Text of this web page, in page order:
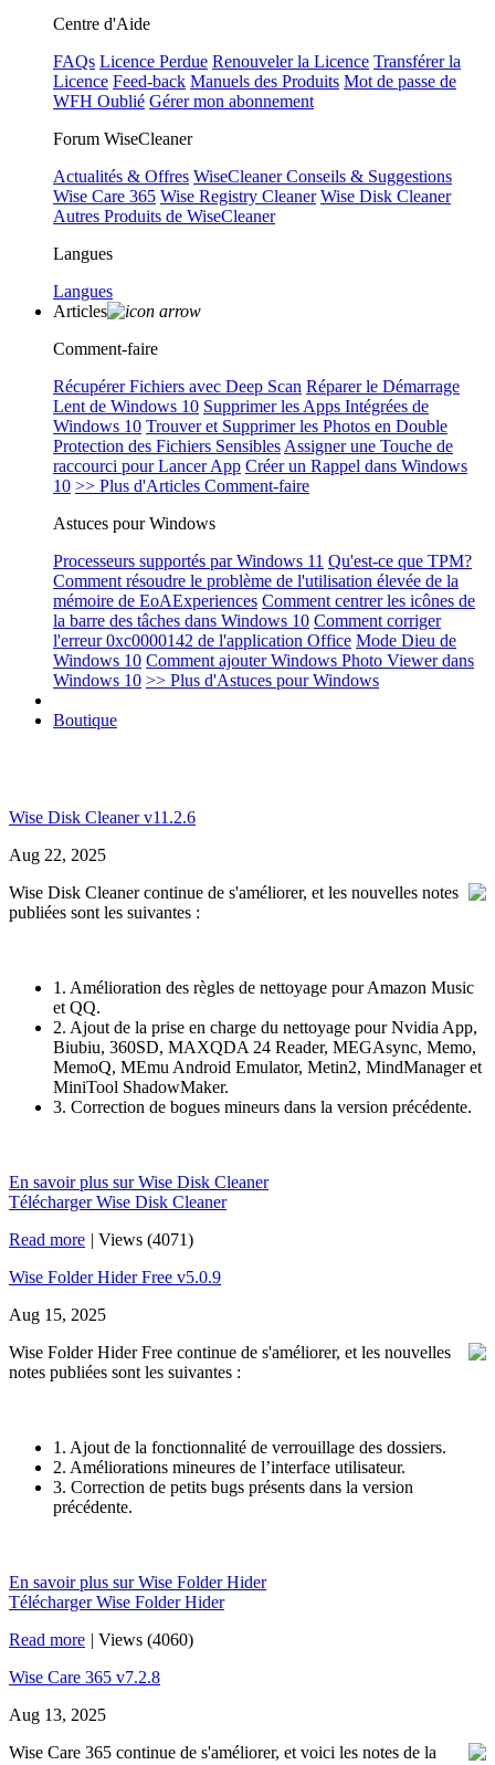
Centre d'Aide
FAQs Licence Perdue Renouveler la Licence Transférer la
Licence Feed-back Manuels des Produits Mot de passe de
WFH Oublié Gérer mon abonnement
Forum WiseCleaner
Actualités & Offres WiseCleaner Conseils & Suggestions
Wise Care 365 Wise Registry Cleaner Wise Disk Cleaner
Autres Produits de WiseCleaner
Langues
Langues
Articles
Comment-faire
Récupérer Fichiers avec Deep Scan Réparer le Démarrage
Lent de Windows 10 Supprimer les Apps Intégrées de
Windows 10 Trouver et Supprimer les Photos en Double
Protection des Fichiers Sensibles Assigner une Touche de
raccourci pour Lancer App Créer un Rappel dans Windows
10 >> Plus d'Articles Comment-faire
Astuces pour Windows
Processeurs supportés par Windows 11 Qu'est-ce que TPM?
Comment résoudre le problème de l'utilisation élevée de la
mémoire de EoAExperiences Comment centrer les icônes de
la barre des tâches dans Windows 10 Comment corriger
l'erreur 0xc0000142 de l'application Office Mode Dieu de
Windows 10 Comment ajouter Windows Photo Viewer dans
Windows 10 >> Plus d'Astuces pour Windows
Boutique
Wise Disk Cleaner v11.2.6
Aug 22, 2025
Wise Disk Cleaner continue de s'améliorer, et les nouvelles notes
publiées sont les suivantes :
1. Amélioration des règles de nettoyage pour Amazon Music
et QQ.
2. Ajout de la prise en charge du nettoyage pour Nvidia App,
Biubiu, 360SD, MAXQDA 24 Reader, MEGAsync, Memo,
MemoQ, MEmu Android Emulator, Metin2, MindManager et
MiniTool ShadowMaker.
3. Correction de bogues mineurs dans la version précédente.
En savoir plus sur Wise Disk Cleaner
Télécharger Wise Disk Cleaner
Read more | Views (4071)
Wise Folder Hider Free v5.0.9
Aug 15, 2025
Wise Folder Hider Free continue de s'améliorer, et les nouvelles
notes publiées sont les suivantes :
1. Ajout de la fonctionnalité de verrouillage des dossiers.
2. Améliorations mineures de l’interface utilisateur.
3. Correction de petits bugs présents dans la version
précédente.
En savoir plus sur Wise Folder Hider
Télécharger Wise Folder Hider
Read more | Views (4060)
Wise Care 365 v7.2.8
Aug 13, 2025
Wise Care 365 continue de s'améliorer, et voici les notes de la